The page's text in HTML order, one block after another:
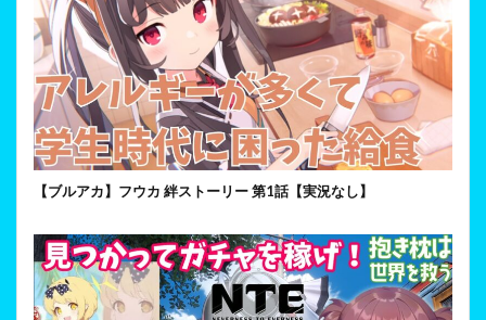
【ブルアカ】フウカ 絆ストーリー 第1話【実況なし】